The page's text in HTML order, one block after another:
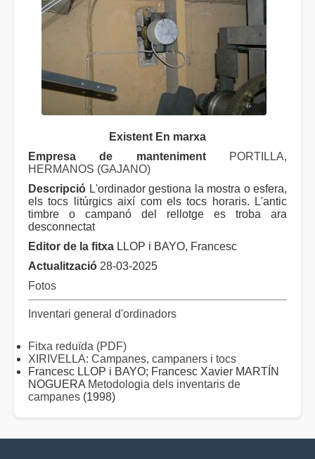
Existent En marxa
Empresa de manteniment
PORTILLA,
HERMANOS (GAJANO)
Descripció L'ordinador gestiona la mostra o esfera,
els tocs litúrgics així com els tocs horaris. L'antic
timbre o campanó del rellotge es troba ara
desconnectat
Editor de la fitxa LLOP i BAYO, Francesc
Actualització 28-03-2025
Fotos
Inventari general d'ordinadors
Fitxa reduïda (PDF)
XIRIVELLA: Campanes, campaners i tocs
Francesc LLOP i BAYO; Francesc Xavier MARTÍN
NOGUERA Metodologia dels inventaris de
campanes (1998)